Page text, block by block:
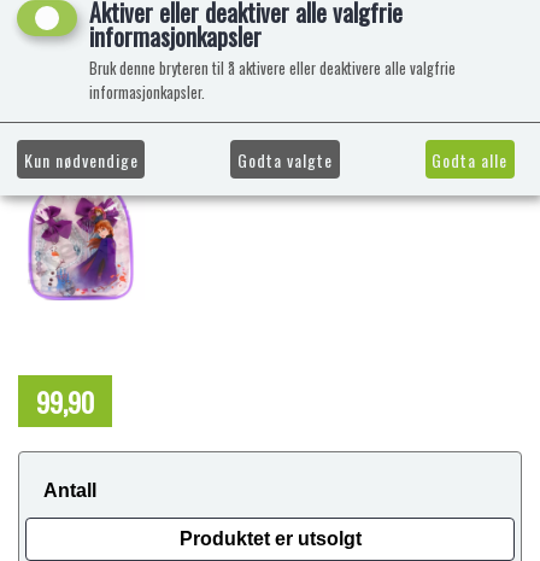
99,90
Antall
Produktet er utsolgt
Aktiver eller deaktiver alle valgfrie
informasjonkapsler
Bruk denne bryteren til å aktivere eller deaktivere alle valgfrie
informasjonkapsler.
Kun nødvendige Godta valgte Godta alle